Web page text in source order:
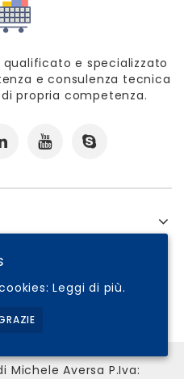
e specializzato
e consulenza tecnica
propria competenza.
Michele Aversa P.Iva:
Leggi di più.